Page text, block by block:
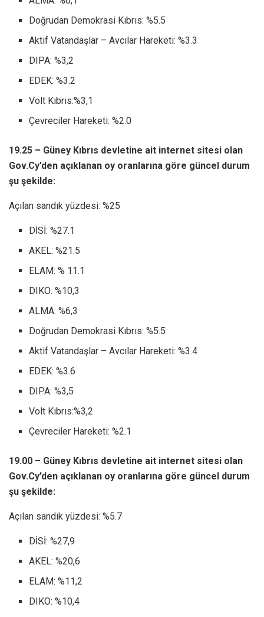
Doğrudan Demokrasi Kıbrıs: %5.5
Aktif Vatandaşlar – Avcılar Hareketi: %3.3
DIPA: %3,2
EDEK: %3.2
Volt Kıbrıs:%3,1
Çevreciler Hareketi: %2.0
19.25 – Güney Kıbrıs devletine ait internet sitesi olan
Gov.Cy’den açıklanan oy oranlarına göre güncel durum
şu şekilde:
Açılan sandık yüzdesi: %25
DİSİ: %27.1
AKEL: %21.5
ELAM: % 11.1
DIKO: %10,3
ALMA: %6,3
Doğrudan Demokrasi Kıbrıs: %5.5
Aktif Vatandaşlar – Avcılar Hareketi: %3.4
EDEK: %3.6
DIPA: %3,5
Volt Kıbrıs:%3,2
Çevreciler Hareketi: %2.1
19.00 – Güney Kıbrıs devletine ait internet sitesi olan
Gov.Cy’den açıklanan oy oranlarına göre güncel durum
şu şekilde:
Açılan sandık yüzdesi: %5.7
DİSİ: %27,9
AKEL: %20,6
ELAM: %11,2
DIKO: %10,4